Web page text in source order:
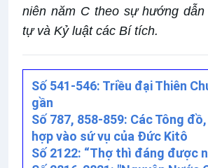
niên năm C theo sự hướng
tự và Kỷ luật các Bí tích.
Số 541-546: Triều đại Thiên
gần
Số 787, 858-859: Các Tông
hợp vào sứ vụ của Đức Kitô
Số 2122: “Thợ thì đáng được